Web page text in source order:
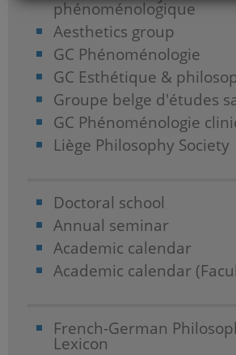
phénoménologique
Aesthetics group
GC Phénoménologie
GC Esthétique &
Groupe belge d'études
GC Phénoménologie
Liège Philosophy Society
Doctoral school
Annual seminar
Academic calendar
Academic calendar
French-German
Lexicon